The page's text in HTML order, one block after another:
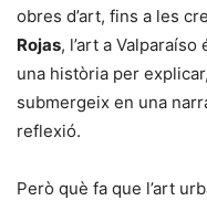
obres d’art, fins a les
Rojas, l’art a
una història per
submergeix en una
reflexió.
Però què fa que l’art